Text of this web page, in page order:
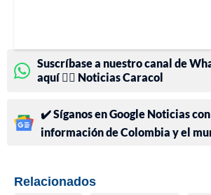
Suscríbase a nuestro canal de
aquí 👉🏻 Noticias Caracol
✔️ Síganos en Google Noticias
información de Colombia y el
Relacionados